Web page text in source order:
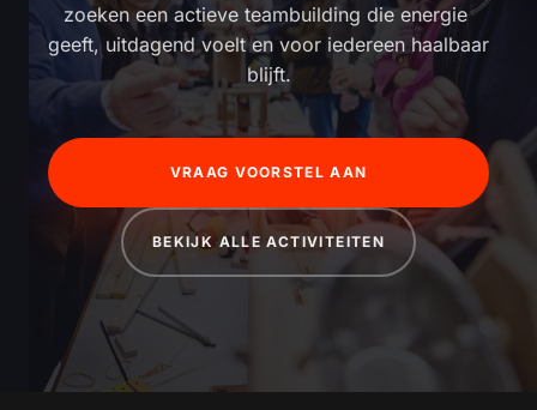
zoeken een actieve teambuilding die energie
geeft, uitdagend voelt en voor iedereen haalbaar
blijft.
VRAAG VOORSTEL AAN
BEKIJK ALLE ACTIVITEITEN